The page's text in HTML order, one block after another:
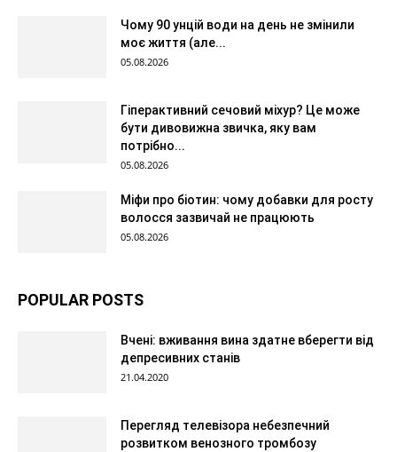
Чому 90 унцій води на день не змінили
моє життя (але...
05.08.2026
Гіперактивний сечовий міхур? Це може
бути дивовижна звичка, яку вам
потрібно...
05.08.2026
Міфи про біотин: чому добавки для росту
волосся зазвичай не працюють
05.08.2026
POPULAR POSTS
Вчені: вживання вина здатне вберегти від
депресивних станів
21.04.2020
Перегляд телевізора небезпечний
розвитком венозного тромбозу